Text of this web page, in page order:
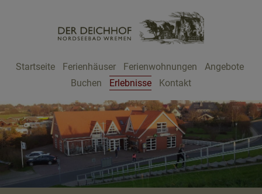
Startseite Ferienhäuser Ferienwohnungen
Angebote
Buchen
Erlebnisse Kontakt